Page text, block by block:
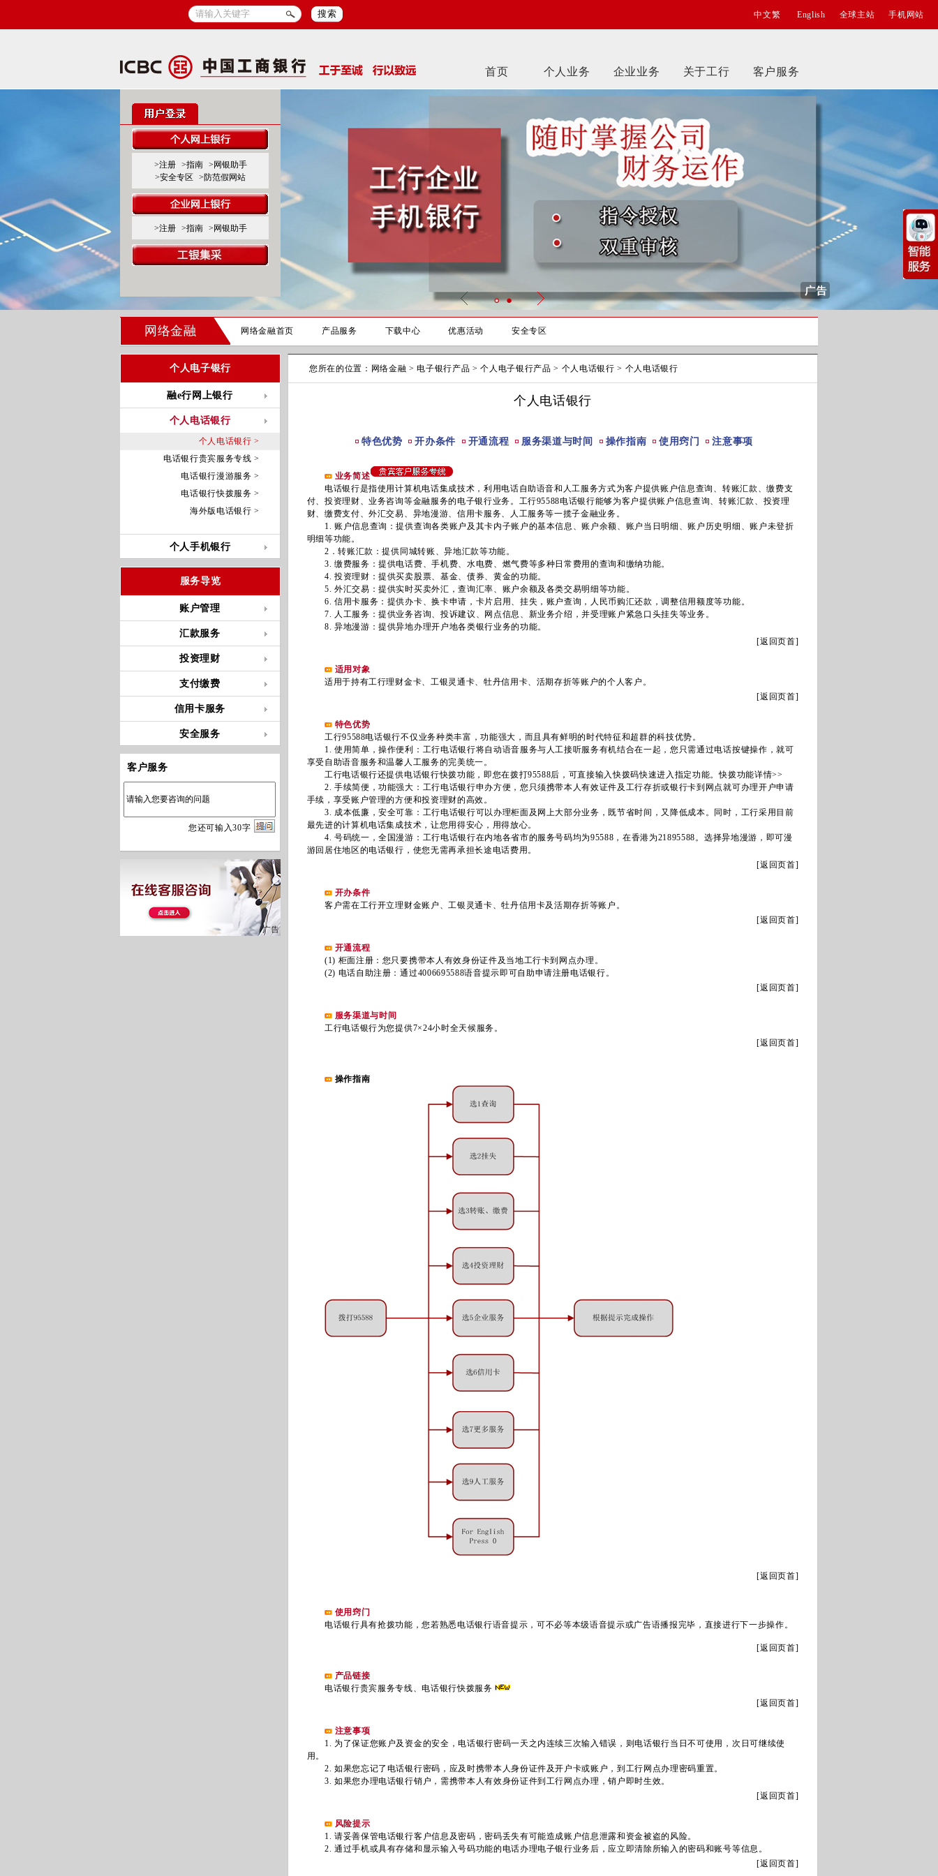
搜索 中文繁 English 全球主站 手机网站
首页 个人业务 企业业务 关于工行 客户服务
>注册 >指南
>网银助手
>安全专区
>防范假网站
>注册 >指南 >网银助手
网络金融 网络金融首页 产品服务 下载中心 优惠活动 安全专区
个人电子银行
融e行网上银行
个人电话银行
个人电话银行 >
电话银行贵宾服务专线 >
电话银行漫游服务 >
电话银行快拨服务 >
海外版电话银行 >
个人手机银行
服务导览
账户管理
汇款服务
投资理财
支付缴费
信用卡服务
安全服务
客户服务
您还可输入30字
您所在的位置： 网络金融 >电子银行产品 >个人电子银行产品 > 个人电话银行 > 个人电话银行
个人电话银行
特色优势 开办条件 开通流程 服务渠道与时间 操作指南 使用窍门 注意事项
业务简述
电话银行是指使用计算机电话集成技术，利用电话自助语音和人工服务方式为客户提供账户信息查询、转账汇款、缴费支
付、投资理财、业务咨询等金融服务的电子银行业务。工行95588电话银行能够为客户提供账户信息查询、转账汇款、投资理
财、缴费支付、外汇交易、异地漫游、信用卡服务、人工服务等一揽子金融业务。
1. 账户信息查询：提供查询各类账户及其卡内子账户的基本信息、账户余额、账户当日明细、账户历史明细、账户未登折
明细等功能。
2．转账汇款：提供同城转账、异地汇款等功能。
3. 缴费服务：提供电话费、手机费、水电费、燃气费等多种日常费用的查询和缴纳功能。
4. 投资理财：提供买卖股票、基金、债券、黄金的功能。
5. 外汇交易：提供实时买卖外汇，查询汇率、账户余额及各类交易明细等功能。
6. 信用卡服务：提供办卡、换卡申请，卡片启用、挂失，账户查询，人民币购汇还款，调整信用额度等功能。
7. 人工服务：提供业务咨询、投诉建议、网点信息、新业务介绍，并受理账户紧急口头挂失等业务。
8. 异地漫游：提供异地办理开户地各类银行业务的功能。
[返回页首]
适用对象
适用于持有工行理财金卡、工银灵通卡、牡丹信用卡、活期存折等账户的个人客户。
[返回页首]
特色优势
工行95588电话银行不仅业务种类丰富，功能强大，而且具有鲜明的时代特征和超群的科技优势。
1. 使用简单，操作便利：工行电话银行将自动语音服务与人工接听服务有机结合在一起，您只需通过电话按键操作，就可
享受自助语音服务和温馨人工服务的完美统一。
工行电话银行还提供电话银行快拨功能，即您在拨打95588后，可直接输入快拨码快速进入指定功能。快拨功能详情>>
2. 手续简便，功能强大：工行电话银行申办方便，您只须携带本人有效证件及工行存折或银行卡到网点就可办理开户申请
手续，享受账户管理的方便和投资理财的高效。
3. 成本低廉，安全可靠：工行电话银行可以办理柜面及网上大部分业务，既节省时间，又降低成本。同时，工行采用目前
最先进的计算机电话集成技术，让您用得安心，用得放心。
4. 号码统一，全国漫游：工行电话银行在内地各省市的服务号码均为95588，在香港为21895588。选择异地漫游，即可漫
游回居住地区的电话银行，使您无需再承担长途电话费用。
[返回页首]
开办条件
客户需在工行开立理财金账户、工银灵通卡、牡丹信用卡及活期存折等账户。
[返回页首]
开通流程
(1) 柜面注册：您只要携带本人有效身份证件及当地工行卡到网点办理。
(2) 电话自助注册：通过4006695588语音提示即可自助申请注册电话银行。
[返回页首]
服务渠道与时间
工行电话银行为您提供7×24小时全天候服务。
[返回页首]
操作指南
[返回页首]
使用窍门
电话银行具有抢拨功能，您若熟悉电话银行语音提示，可不必等本级语音提示或广告语播报完毕，直接进行下一步操作。
[返回页首]
产品链接
电话银行贵宾服务专线、电话银行快拨服务
[返回页首]
注意事项
1. 为了保证您账户及资金的安全，电话银行密码一天之内连续三次输入错误，则电话银行当日不可使用，次日可继续使
用。
2. 如果您忘记了电话银行密码，应及时携带本人身份证件及开户卡或账户，到工行网点办理密码重置。
3. 如果您办理电话银行销户，需携带本人有效身份证件到工行网点办理，销户即时生效。
[返回页首]
风险提示
1. 请妥善保管电话银行客户信息及密码，密码丢失有可能造成账户信息泄露和资金被盗的风险。
2. 通过手机或具有存储和显示输入号码功能的电话办理电子银行业务后，应立即清除所输入的密码和账号等信息。
[返回页首]